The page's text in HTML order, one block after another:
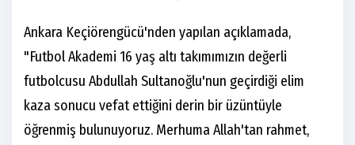
Ankara Keçiörengücü'nden yapılan açıklamada,
"Futbol Akademi 16 yaş altı takımımızın değerli
futbolcusu Abdullah Sultanoğlu'nun geçirdiği elim
kaza sonucu vefat ettiğini derin bir üzüntüyle
öğrenmiş bulunuyoruz. Merhuma Allah'tan rahmet,